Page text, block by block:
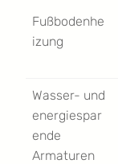
Fußbodenhe
izung
Wasser- und
energiespar
ende
Armaturen